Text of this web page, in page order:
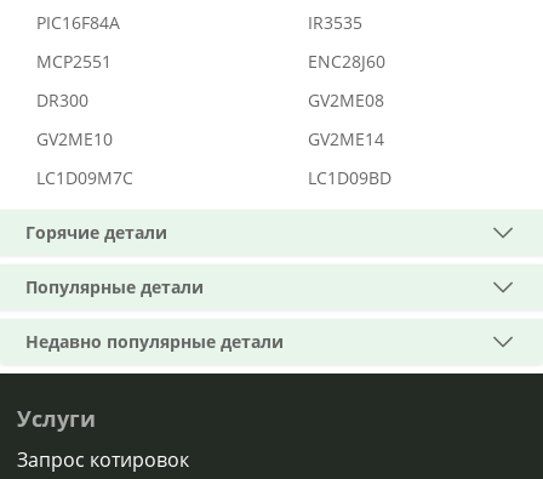
PIC16F84A
IR3535
MCP2551
ENC28J60
DR300
GV2ME08
GV2ME10
GV2ME14
LC1D09M7C
LC1D09BD
Горячие детали
Популярные детали
Недавно популярные детали
Услуги
Запрос котировок